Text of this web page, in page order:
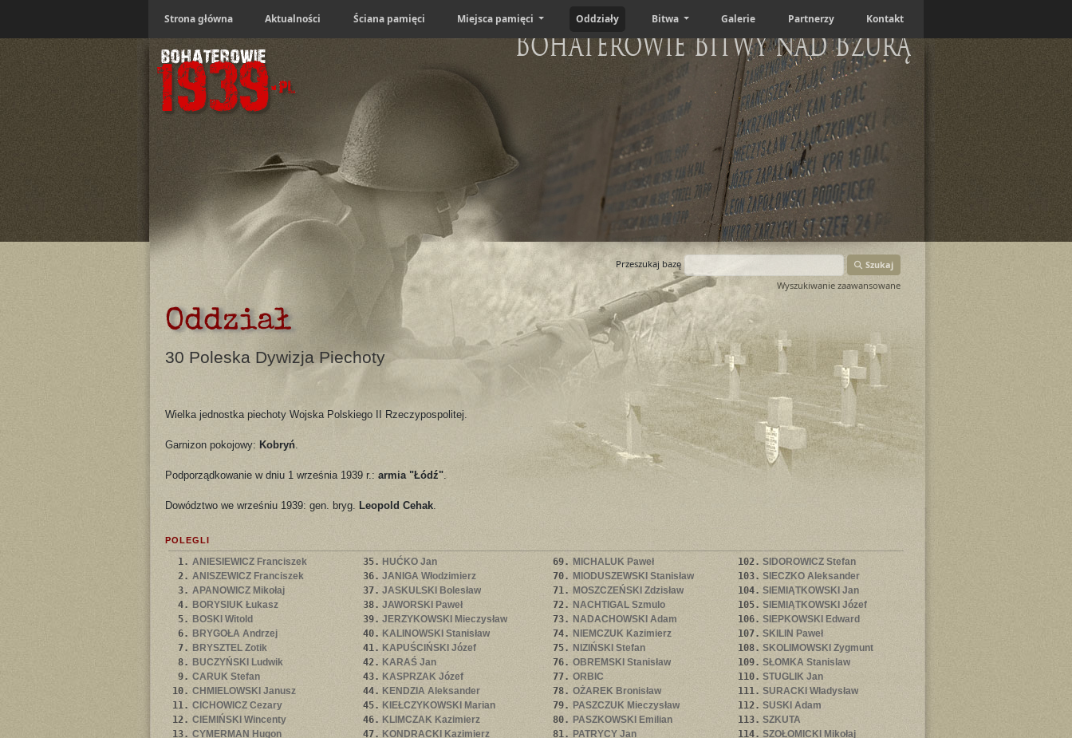
Strona główna Aktualności Ściana pamięci Miejsca pamięci Oddziały Bitwa Galerie Partnerzy Kontakt
Bohaterowie Bitwy nad Bzurą
Przeszukaj bazę
Szukaj
Wyszukiwanie zaawansowane
Oddział
30 Poleska Dywizja Piechoty
Wielka jednostka piechoty Wojska Polskiego II Rzeczypospolitej.
Garnizon pokojowy: Kobryń
Podporządkowanie w dniu 1 września 1939 r.: armia "Łódź"
Dowództwo we wrześniu 1939: gen. bryg. Leopold Cehak
POLEGLI
1. ANIESIEWICZ Franciszek
2. ANISZEWICZ Franciszek
3. APANOWICZ Mikołaj
4. BORYSIUK Łukasz
5. BOSKI Witold
6. BRYGOŁA Andrzej
7. BRYSZTEL Zotik
8. BUCZYŃSKI Ludwik
9. CARUK Stefan
10. CHMIELOWSKI Janusz
11. CICHOWICZ Cezary
12. CIEMIŃSKI Wincenty
13. CYMERMAN Hugon
35. HUĆKO Jan
36. JANIGA Włodzimierz
37. JASKULSKI Bolesław
38. JAWORSKI Paweł
39. JERZYKOWSKI Mieczysław
40. KALINOWSKI Stanisław
41. KAPUŚCIŃSKI Józef
42. KARAŚ Jan
43. KASPRZAK Józef
44. KENDZIA Aleksander
45. KIEŁCZYKOWSKI Marian
46. KLIMCZAK Kazimierz
47. KONDRACKI Kazimierz
69. MICHALUK Paweł
70. MIODUSZEWSKI Stanisław
71. MOSZCZEŃSKI Zdzisław
72. NACHTIGAL Szmulo
73. NADACHOWSKI Adam
74. NIEMCZUK Kazimierz
75. NIZIŃSKI Stefan
76. OBREMSKI Stanisław
77. ORBIC
78. OŻAREK Bronisław
79. PASZCZUK Mieczysław
80. PASZKOWSKI Emilian
81. PATRYCY Jan
102. SIDOROWICZ Stefan
103. SIECZKO Aleksander
104. SIEMIĄTKOWSKI Jan
105. SIEMIĄTKOWSKI Józef
106. SIEPKOWSKI Edward
107. SKILIN Paweł
108. SKOLIMOWSKI Zygmunt
109. SŁOMKA Stanislaw
110. STUGLIK Jan
111. SURACKI Władysław
112. SUSKI Adam
113. SZKUTA
114. SZOŁOMICKI Mikołaj